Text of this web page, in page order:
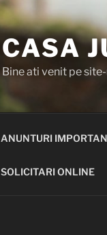
CASA
Bine ati venit pe
ANUNTURI
SOLICITARI ONLINE